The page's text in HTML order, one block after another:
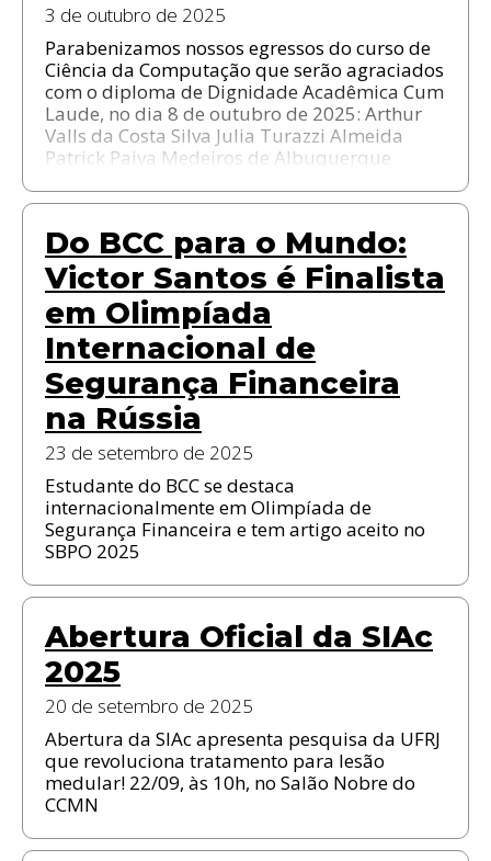
3 de outubro de 2025
Parabenizamos nossos egressos do curso de
Ciência da Computação que serão agraciados
com o diploma de Dignidade Acadêmica Cum
Laude, no dia 8 de outubro de 2025: Arthur
Valls da Costa Silva Julia Turazzi Almeida
Patrick Paiva Medeiros de Albuquerque
Do BCC para o Mundo:
Victor Santos é Finalista
em Olimpíada
Internacional de
Segurança Financeira
na Rússia
23 de setembro de 2025
Estudante do BCC se destaca
internacionalmente em Olimpíada de
Segurança Financeira e tem artigo aceito no
SBPO 2025
Abertura Oficial da SIAc
2025
20 de setembro de 2025
Abertura da SIAc apresenta pesquisa da UFRJ
que revoluciona tratamento para lesão
medular! 22/09, às 10h, no Salão Nobre do
CCMN